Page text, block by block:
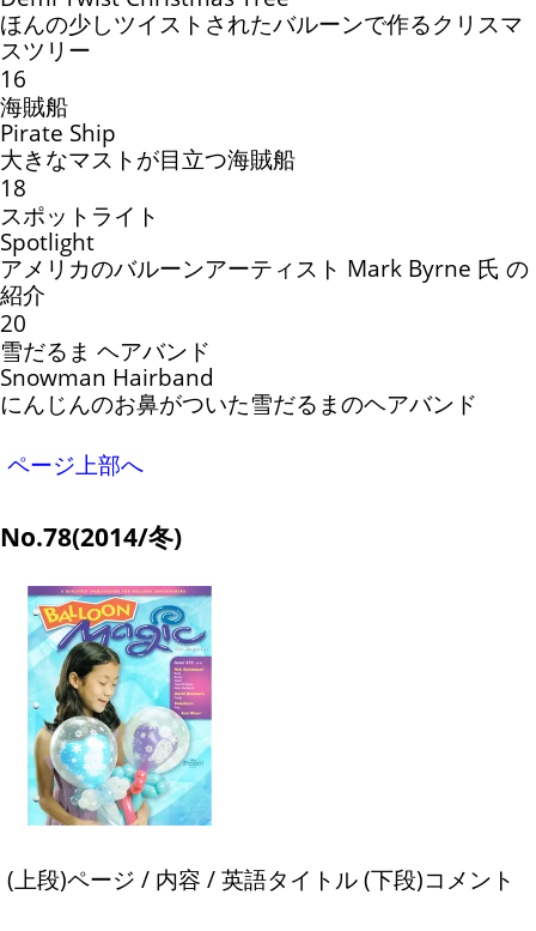
ほんの少しツイストされたバルーンで作るクリスマ
スツリー
16
海賊船
Pirate Ship
大きなマストが目立つ海賊船
18
スポットライト
Spotlight
アメリカのバルーンアーティスト Mark Byrne 氏 の
紹介
20
雪だるま ヘアバンド
Snowman Hairband
にんじんのお鼻がついた雪だるまのヘアバンド
ページ上部へ
No.78(2014/冬)
(上段)ページ / 内容 / 英語タイトル (下段)コメント